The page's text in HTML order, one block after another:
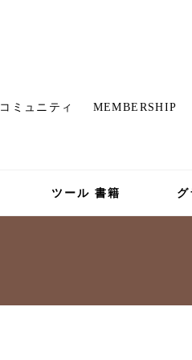
コミュニティ MEMBERSHIP
ツール 書籍 グ